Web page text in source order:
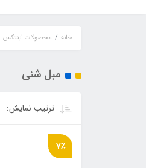
خانه محصولات اینتکس
مبل شنی
ترتیب نمایش:
7٪